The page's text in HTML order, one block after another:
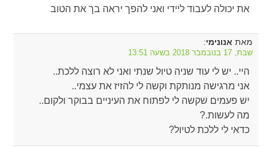
את יכולה לעבוד ליידי ואני להפך יראה בך את הטוב
מאת אנונימי:
שבת, 17 בנובמבר 2018 בשעה 13:51
היי.. יש לי עוד שניה טיול שנתי ואני לא רוצה ללכת..
אני מרגישה מנותקת וקשה לי להזיז את עצמי..
יש פעמים שקשה לי לפתוח את העיניים בבוקר ולקום..
מה לעשות.?
כדאי לי ללכת לטיול?